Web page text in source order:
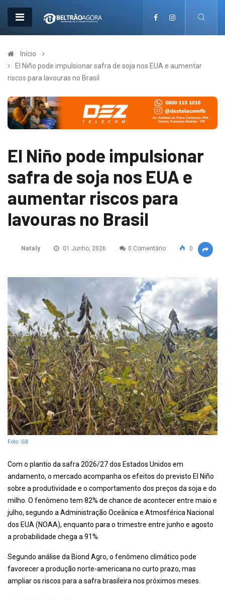
Início
El Niño pode impulsionar safra de soja nos EUA e aumentar
riscos para lavouras no Brasil
El Niño pode impulsionar
safra de soja nos EUA e
aumentar riscos para
lavouras no Brasil
Nataly 01 Junho, 2026 0 Comentário 0
Foto: GB
Com o plantio da safra 2026/27 dos Estados Unidos em
andamento, o mercado acompanha os efeitos do previsto El Niño
sobre a produtividade e o comportamento dos preços da soja e do
milho. O fenômeno tem 82% de chance de acontecer entre maio e
julho, segundo a Administração Oceânica e Atmosférica Nacional
dos EUA (NOAA), enquanto para o trimestre entre junho e agosto
a probabilidade chega a 91%.
Segundo análise da Biond Agro, o fenômeno climático pode
favorecer a produção norte-americana no curto prazo, mas
ampliar os riscos para a safra brasileira nos próximos meses.